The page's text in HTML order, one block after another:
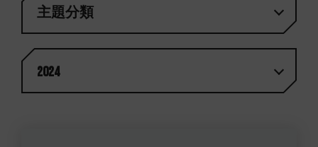
主題分類
2024